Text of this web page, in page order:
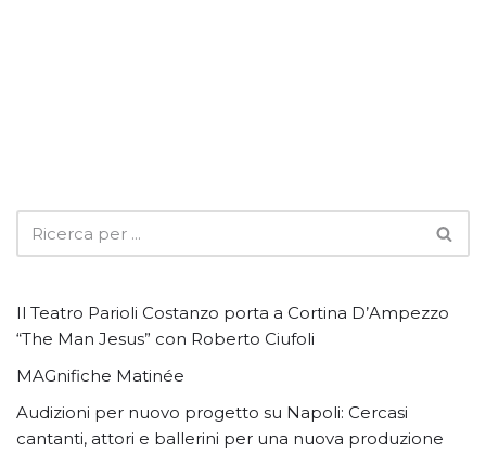
Il Teatro Parioli Costanzo porta a Cortina D’Ampezzo
“The Man Jesus” con Roberto Ciufoli
MAGnifiche Matinée
Audizioni per nuovo progetto su Napoli: Cercasi
cantanti, attori e ballerini per una nuova produzione